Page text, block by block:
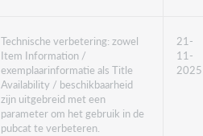
Technische verbetering: zowel
Item Information /
exemplaarinformatie als Title
Availability / beschikbaarheid
zijn uitgebreid met een
parameter om het gebruik in de
pubcat te verbeteren.
21-
11-
2025